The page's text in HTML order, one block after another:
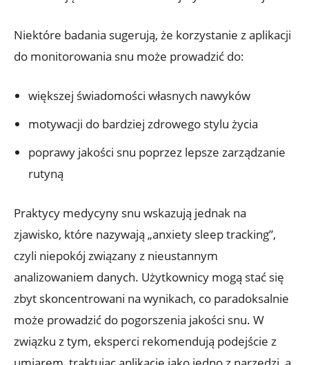
Niektóre badania sugerują, że korzystanie z aplikacji
do monitorowania snu może prowadzić do:
większej świadomości własnych nawyków
motywacji do bardziej zdrowego stylu życia
poprawy jakości snu poprzez lepsze zarządzanie
rutyną
Praktycy medycyny snu wskazują jednak na
zjawisko, które nazywają „anxiety sleep tracking”,
czyli niepokój związany z nieustannym
analizowaniem danych. Użytkownicy mogą stać się
zbyt skoncentrowani na wynikach, co paradoksalnie
może prowadzić do pogorszenia jakości snu. W
związku z tym, eksperci rekomendują podejście z